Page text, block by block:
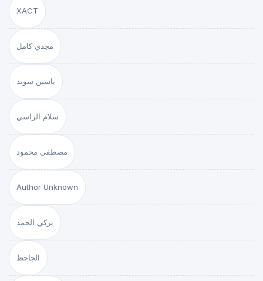
XACT
مجدي كامل
ياسين سويد
سلام الراسي
مصطفى محمود
Author Unknown
تركي الحمد
الجاحظ